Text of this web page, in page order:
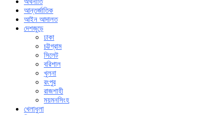
আন্তর্জাতিক
আইন আদালত
দেশজুড়ে
ঢাকা
চট্টগ্রাম
সিলেট
বরিশাল
খুলনা
রংপুর
রাজশাহী
ময়মনসিংহ
খেলাধুলা